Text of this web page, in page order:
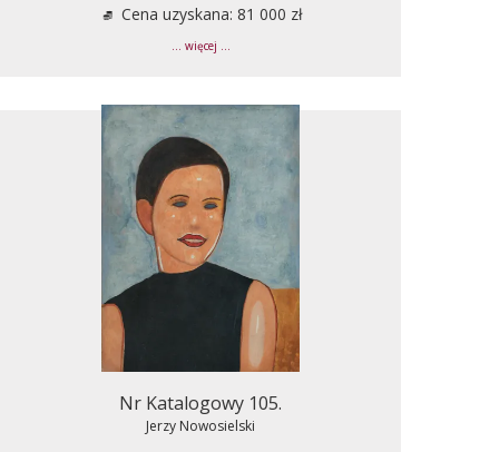
Cena uzyskana: 81 000 zł
... więcej ...
Nr Katalogowy 105.
Jerzy Nowosielski